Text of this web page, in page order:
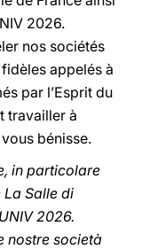
2026.
nos sociétés
appelés à
par l’Esprit du
travailler à
bénisse.
in particolare
Salle di
2026.
nostre società